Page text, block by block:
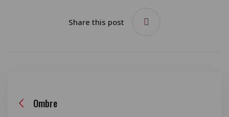
Share this post
Ombre